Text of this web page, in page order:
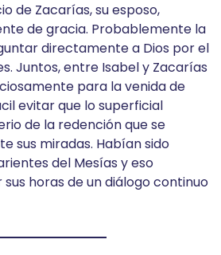
de Zacarías, su esposo,
de gracia. Probablemente la
directamente a Dios por el
Juntos, entre Isabel y Zacarías
para la venida de
evitar que lo superficial
de la redención que se
sus miradas. Habían sido
del Mesías y eso
horas de un diálogo continuo